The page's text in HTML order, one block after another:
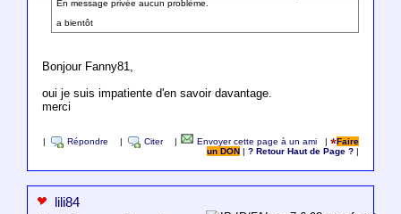
En message privée aucun problème.
a bientôt
Bonjour Fanny81,
oui je suis impatiente d'en savoir davantage.
merci
Répondre Citer Envoyer cette page à un ami |
Faire
un DON
|? Retour Haut de Page ?
lili84